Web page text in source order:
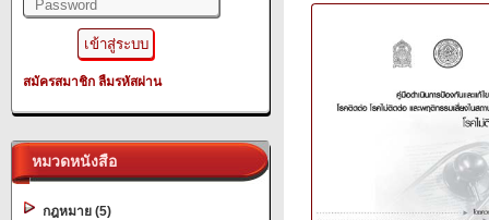
สมัครสมาชิก ลืมรหัสผ่าน
หมวดหนังสือ
กฎหมาย (5)